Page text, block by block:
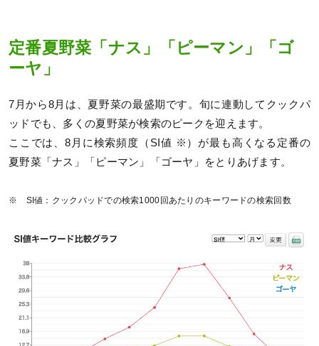
定番夏野菜「ナス」「ピーマン」「ゴ
ーヤ」
7月から8月は、夏野菜の最盛期です。旬に連動してクックパ
ッドでも、多くの夏野菜が検索のピークを迎えます。
ここでは、8月に検索頻度（SI値 ※）が最も高くなる定番の
夏野菜「ナス」「ピーマン」「ゴーヤ」をとりあげます。
※ SI値：クックパッドでの検索1000回あたりのキーワードの検索回数